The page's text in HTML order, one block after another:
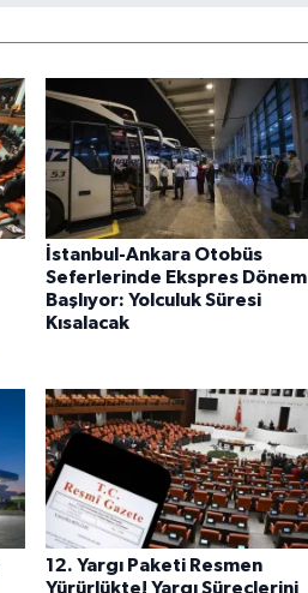
İstanbul-Ankara Otobüs
Seferlerinde Ekspres Dönem
Başlıyor: Yolculuk Süresi
Kısalacak
12. Yargı Paketi Resmen
Yürürlükte! Yargı Süreçlerini